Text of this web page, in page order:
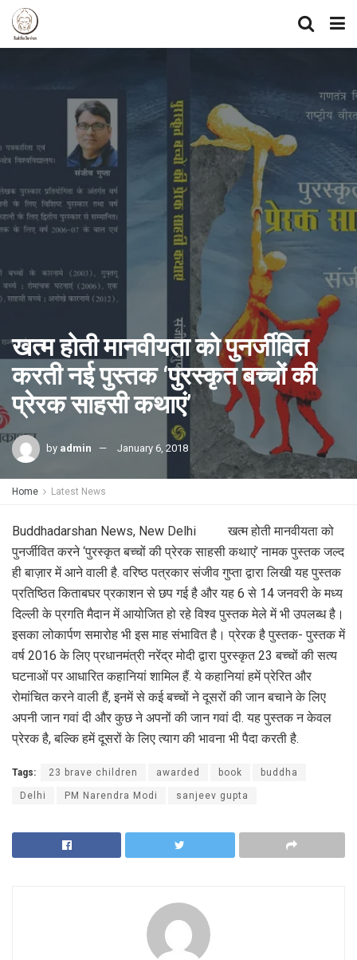
खत्म होती मानवीयता को पुनर्जीवित
करती नई पुस्तक ‘पुरस्कृत बच्चों की
प्रेरक साहसी कथाएं’
by admin January 6, 2018
Home Latest News
Buddhadarshan News, New Delhi खत्म होती मानवीयता को
पुनर्जीवित करने ‘पुरस्कृत बच्चों की प्रेरक साहसी कथाएं’ नामक पुस्तक जल्द
ही बाज़ार में आने वाली है. वरिष्ठ पत्रकार संजीव गुप्ता द्वारा लिखी यह पुस्तक
प्रतिष्ठित किताबघर प्रकाशन से छप गई है और यह 6 से 14 जनवरी के मध्य
दिल्ली के प्रगति मैदान में आयोजित हो रहे विश्व पुस्तक मेले में भी उपलब्ध है।
इसका लोकार्पण समारोह भी इस माह संभावित है। प्रेरक है पुस्तक- पुस्तक में
वर्ष 2016 के लिए प्रधानमंत्री नरेंद्र मोदी द्वारा पुरस्कृत 23 बच्चों की सत्य
घटनाओं पर आधारित कहानियां शामिल हैं. ये कहानियां हमें प्रेरित और
रोमांचित करने वाली हैं, इनमें से कई बच्चों ने दूसरों की जान बचाने के लिए
अपनी जान गवां दी और कुछ ने अपनों की जान गवां दी. यह पुस्तक न केवल
प्रेरक है, बल्कि हमें दूसरों के लिए त्याग की भावना भी पैदा करती है.
Tags: 23 brave children awarded book buddha
Delhi PM Narendra Modi sanjeev gupta